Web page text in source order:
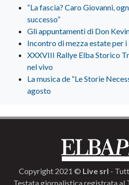
“La fascia? Caro Giovanni,
successo”
Gli appuntamenti di Don
Incontro di mezza estate per i
XXXVIII Rallye Elba Storico
nel vivo
La musica de “Le Storie
agosto
Copyright 2021 © Live srl -
Testata giornalistica registrata al